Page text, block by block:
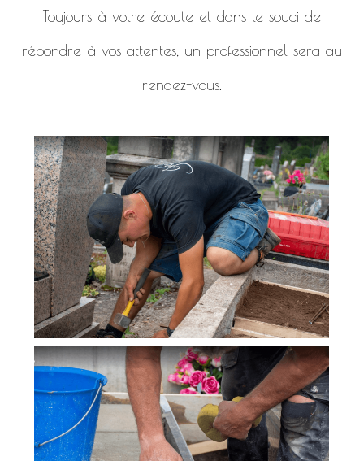
Toujours à votre écoute et dans le souci de
répondre à vos attentes, un professionnel sera au
rendez-vous.